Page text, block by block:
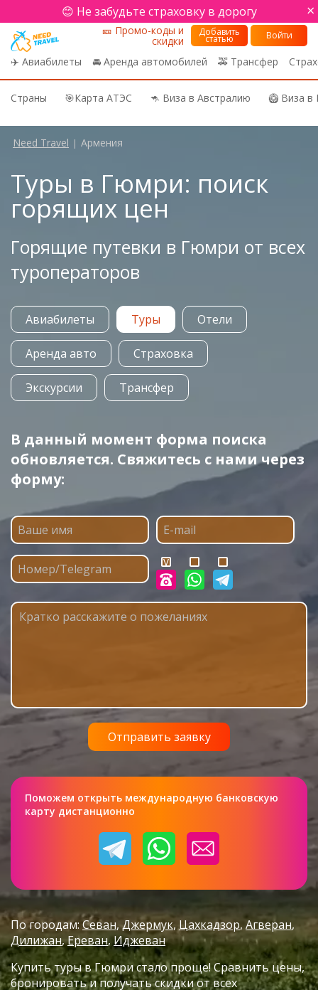
😊 Не забудьте страховку в дорогу ×
✈️ Авиабилеты 🚘 Аренда автомобилей 🚕 Трансфер
🎫 Промо-коды и
скидки
Добавить
статью Войти
Страны 🎯Карта АТЭС 🦘 Виза в Австралию 🥝 Виза
Need Travel | Армения
Туры в Гюмри: поиск
горящих цен
Горящие путевки в Гюмри от всех
туроператоров
Авиабилеты Туры Отели
Аренда авто Страховка
Экскурсии Трансфер
В данный момент форма поиска
обновляется. Свяжитесь с нами через
форму:
Поможем открыть международную банковскую
карту дистанционно
По городам: Севан Джермук Цахкадзор Агверан
Дилижан Ереван Иджеван
Купить туры в Гюмри стало проще! Сравнить цены,
бронировать и получать скидки от всех